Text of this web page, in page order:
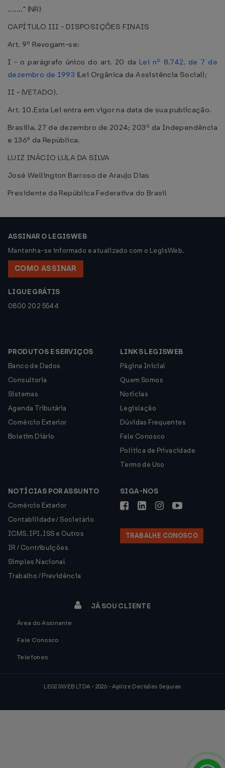
......." (NR)
CAPÍTULO III - DISPOSIÇÕES FINAIS
Art. 9º Revogam-se:
I - o parágrafo único do art. 20 da Lei nº 8.742, de 7 de
dezembro de 1993 (Lei Orgânica da Assistência Social);
II - (VETADO).
Art. 10.Esta Lei entra em vigor na data de sua publicação.
Brasília, 27 de dezembro de 2024; 203º da Independência
e 136º da República.
LUIZ INÁCIO LULA DA SILVA
José Wellington Barroso de Araujo Dias
Presidente da República Federativa do Brasil
ASSINAR O LEGISWEB
Mantenha-se informado e atualizado com o LegisWeb.
COMO ASSINAR
LIGUE GRÁTIS
0800 202 5544
PRODUTOS E SERVIÇOS
Banco de Dados
Consultoria
Sistemas
Agenda Tributária
Comércio Exterior
Boletim Diário
LINKS LEGISWEB
Página Inicial
Quem Somos
Notícias
Legislação
Dúvidas Frequentes
Fale Conosco
Política de Privacidade
Termo de Uso
NOTÍCIAS POR ASSUNTO
Comércio Exterior
Contabilidade / Societário
ICMS, IPI, ISS e Outros
IR / Contribuições
Simples Nacional
Trabalho / Previdência
SIGA-NOS
TRABALHE CONOSCO
JÁ SOU CLIENTE
Área do Assinante
Fale Conosco
Telefones
LEGISWEB LTDA - 2026 - Agilize Decisões Seguras